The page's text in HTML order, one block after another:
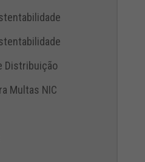
Distribuição
Multas NIC